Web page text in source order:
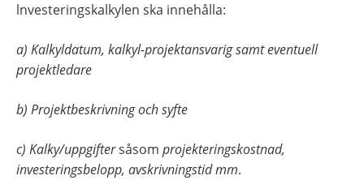
lnvesteringskalkylen ska innehålla:
a) Kalkyldatum, kalkyl-projektansvarig samt eventuell
projektledare
b) Projektbeskrivning och syfte
c) Kalky/uppgifter såsom projekteringskostnad,
investeringsbelopp, avskrivningstid mm.